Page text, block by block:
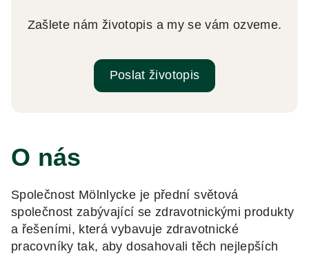
Zašlete nám životopis a my se vám ozveme.
Poslat životopis
O nás
Společnost Mölnlycke je přední světová
společnost zabývající se zdravotnickými produkty
a řešeními, která vybavuje zdravotnické
pracovníky tak, aby dosahovali těch nejlepších